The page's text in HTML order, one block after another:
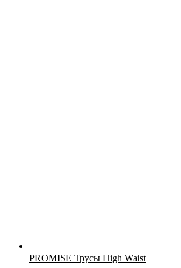
PROMISE Трусы High Waist